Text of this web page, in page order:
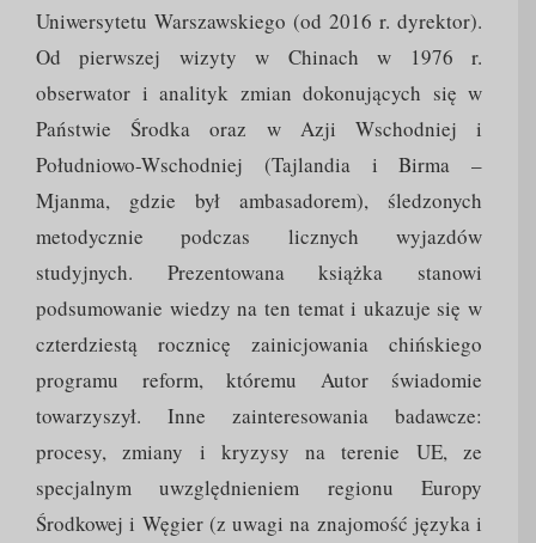
Uniwersytetu Warszawskiego (od 2016 r. dyrektor).
Od pierwszej wizyty w Chinach w 1976 r.
obserwator i analityk zmian dokonujących się w
Państwie Środka oraz w Azji Wschodniej i
Południowo-Wschodniej (Tajlandia i Birma –
Mjanma, gdzie był ambasadorem), śledzonych
metodycznie podczas licznych wyjazdów
studyjnych. Prezentowana książka stanowi
podsumowanie wiedzy na ten temat i ukazuje się w
czterdziestą rocznicę zainicjowania chińskiego
programu reform, któremu Autor świadomie
towarzyszył. Inne zainteresowania badawcze:
procesy, zmiany i kryzysy na terenie UE, ze
specjalnym uwzględnieniem regionu Europy
Środkowej i Węgier (z uwagi na znajomość języka i